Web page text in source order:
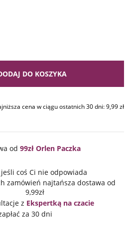
DO KOSZYKA
cena w ciągu ostatnich 30 dni:9,99zł
od 99zł Orlen Paczka
coś Ci nie odpowiada
zamówień najtańsza dostawa od
9,99zł
z Ekspertką na czacie
za 30 dni